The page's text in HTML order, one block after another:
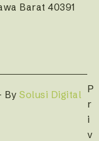
Barat 40391
By Solusi Digital P
r
i
v